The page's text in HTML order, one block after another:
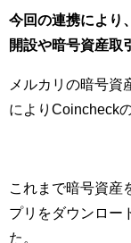
今回の連携により
開設や暗号資産取
メルカリの暗号資
によりCoincheck
これまで暗号資産
プリをダウンロー
た。